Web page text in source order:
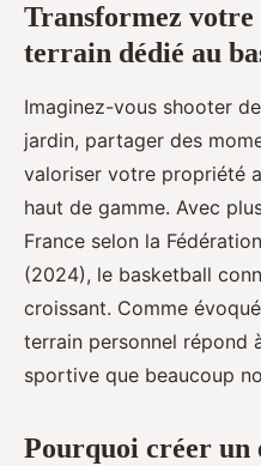
Créez un
unique pour des
inoubliables !
Paul 19 décembre 2025 9
Transformez
terrain dédié au
Imaginez-vous shooter
jardin, partager des
valoriser votre propriété
haut de gamme. Avec
France selon la
(2024), le basketball
croissant. Comme
terrain personnel répond
sportive que beaucoup
Pourquoi créer un